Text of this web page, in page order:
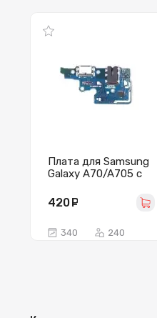
Плата для Samsung
Galaxy A70/A705 с
гарнитуры/
микрофоном
420
340 240